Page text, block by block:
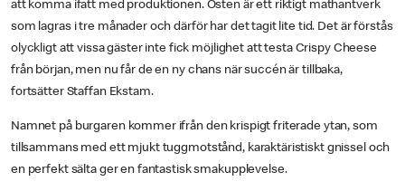
att komma ifatt med produktionen. Osten är ett riktigt mathantverk
som lagras i tre månader och därför har det tagit lite tid. Det är förstås
olyckligt att vissa gäster inte fick möjlighet att testa Crispy Cheese
från början, men nu får de en ny chans när succén är tillbaka,
fortsätter Staffan Ekstam.
Namnet på burgaren kommer ifrån den krispigt friterade ytan, som
tillsammans med ett mjukt tuggmotstånd, karaktäristiskt gnissel och
en perfekt sälta ger en fantastisk smakupplevelse.